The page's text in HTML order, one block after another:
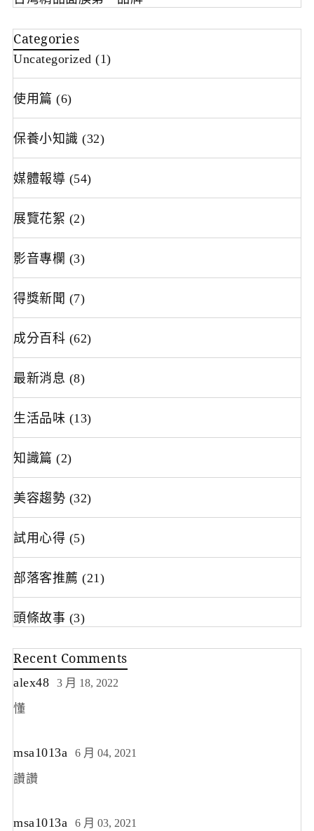
Categories
Uncategorized (1)
使用篇 (6)
保養小知識 (32)
媒體報導 (54)
展覽花絮 (2)
影音專欄 (3)
得獎新聞 (7)
成分百科 (62)
最新消息 (8)
生活品味 (13)
知識篇 (2)
美容趨勢 (32)
試用心得 (5)
部落客推薦 (21)
頭條故事 (3)
Recent Comments
alex48 3 月 18, 2022
懂
msa1013a 6 月 04, 2021
讚讚
msa1013a 6 月 03, 2021